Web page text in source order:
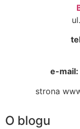
e-mail:
strona
O blogu